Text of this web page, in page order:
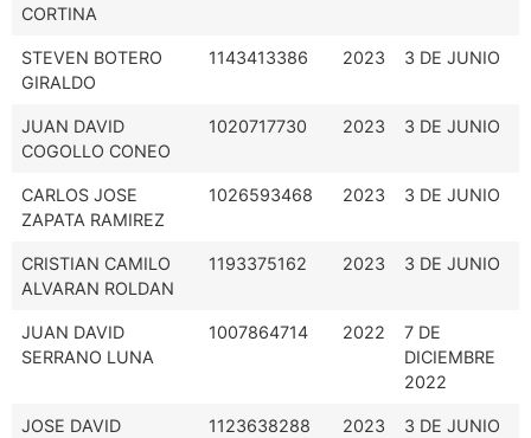
CORTINA
STEVEN BOTERO
GIRALDO
1143413386 2023 3 DE JUNIO
JUAN DAVID
COGOLLO CONEO
1020717730 2023 3 DE JUNIO
CARLOS JOSE
ZAPATA RAMIREZ
1026593468 2023 3 DE JUNIO
CRISTIAN CAMILO
ALVARAN ROLDAN
1193375162 2023 3 DE JUNIO
JUAN DAVID
SERRANO LUNA
1007864714 2022
7 DE
DICIEMBRE
2022
JOSE DAVID
1123638288 2023 3 DE JUNIO